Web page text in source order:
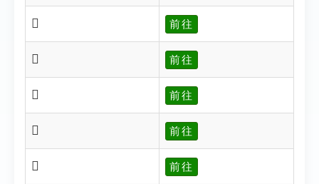
𩑒 前往
𩑓 前往
𩑔 前往
𩑕 前往
𣄫 前往